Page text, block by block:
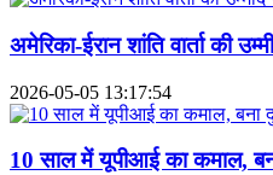
अमेरिका-ईरान शांति वार्ता की
2026-05-05 13:17:54
10 साल में यूपीआई का कमाल,